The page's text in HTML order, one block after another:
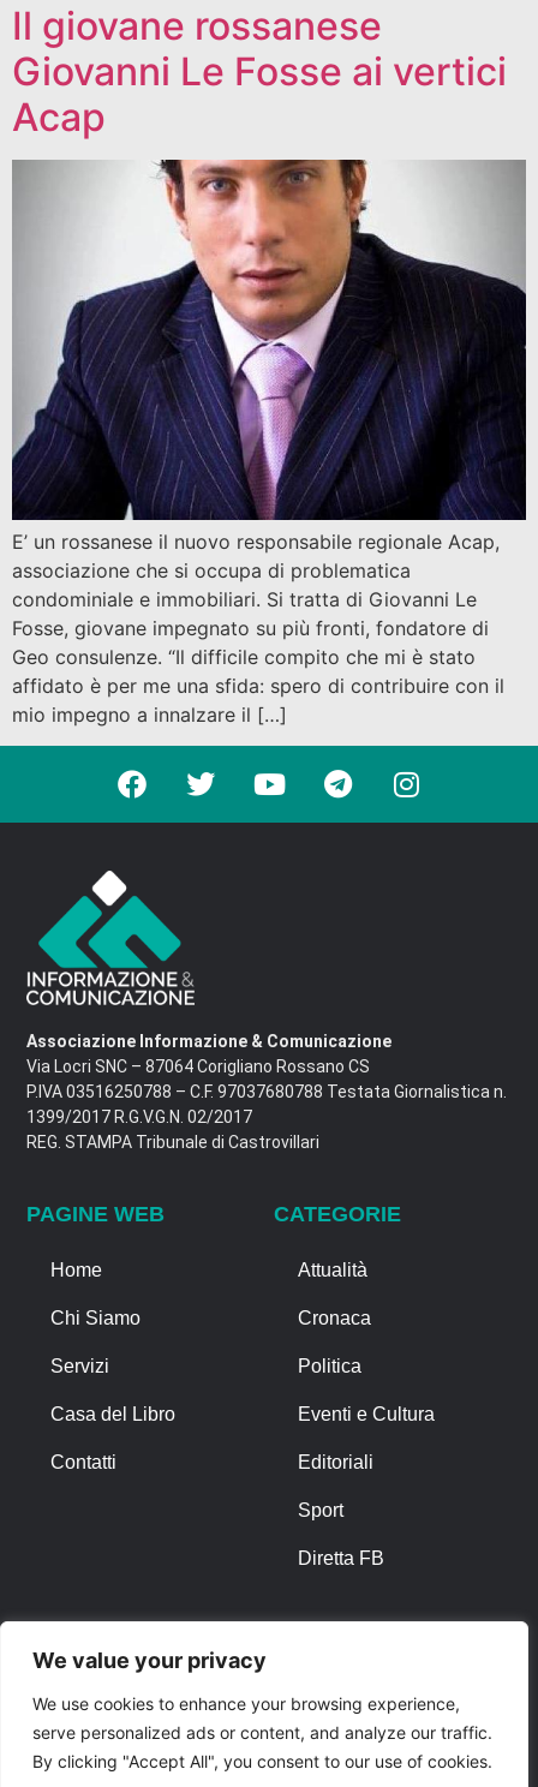
We value your privacy
We use cookies to enhance your browsing experience,
serve personalized ads or content, and analyze our traffic.
By clicking "Accept All", you consent to our use of cookies.
Il giovane rossanese
Giovanni Le Fosse ai vertici
Acap
E’ un rossanese il nuovo responsabile regionale Acap,
associazione che si occupa di problematica
condominiale e immobiliari. Si tratta di Giovanni Le
Fosse, giovane impegnato su più fronti, fondatore di
Geo consulenze. “Il difficile compito che mi è stato
affidato è per me una sfida: spero di contribuire con il
mio impegno a innalzare il […]
Associazione Informazione & Comunicazione
Via Locri SNC – 87064 Corigliano Rossano CS
P.IVA 03516250788 – C.F. 97037680788 Testata Giornalistica n.
1399/2017 R.G.V.G.N. 02/2017
REG. STAMPA Tribunale di Castrovillari
PAGINE WEB
Home
Chi Siamo
Servizi
Casa del Libro
Contatti
CATEGORIE
Attualità
Cronaca
Politica
Eventi e Cultura
Editoriali
Sport
Diretta FB
Privacy Policy